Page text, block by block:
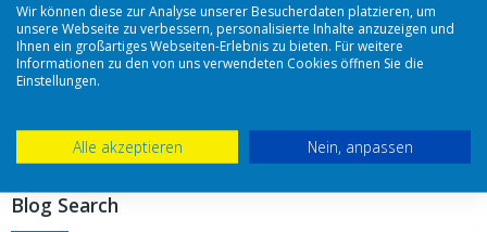
Prev Post Next Post
Comments
Log in or register to post comments
Blog Search
Wir können diese zur Analyse unserer Besucherdaten platzieren, um
unsere Webseite zu verbessern, personalisierte Inhalte anzuzeigen und
Ihnen ein großartiges Webseiten-Erlebnis zu bieten. Für weitere
Informationen zu den von uns verwendeten Cookies öffnen Sie die
Einstellungen.
Alle akzeptieren Nein, anpassen